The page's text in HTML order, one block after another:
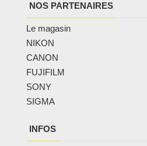
NOS PARTENAIRES
Le magasin
NIKON
CANON
FUJIFILM
SONY
SIGMA
INFOS